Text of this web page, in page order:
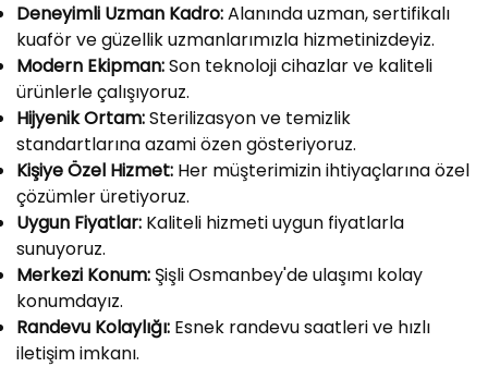
Deneyimli Uzman Kadro:Alanında uzman, sertifikalı
kuaför ve güzellik uzmanlarımızla hizmetinizdeyiz.
Modern Ekipman:Son teknoloji cihazlar ve kaliteli
ürünlerle çalışıyoruz.
Hijyenik Ortam:Sterilizasyon ve temizlik
standartlarına azami özen gösteriyoruz.
Kişiye Özel Hizmet: Her müşterimizin ihtiyaçlarına özel
çözümler üretiyoruz.
Uygun Fiyatlar: Kaliteli hizmeti uygun fiyatlarla
sunuyoruz.
Merkezi Konum: Şişli Osmanbey'de ulaşımı kolay
konumdayız.
Randevu Kolaylığı: Esnek randevu saatleri ve hızlı
iletişim imkanı.